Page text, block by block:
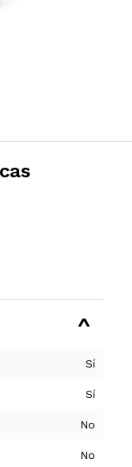
Sí
Sí
No
No